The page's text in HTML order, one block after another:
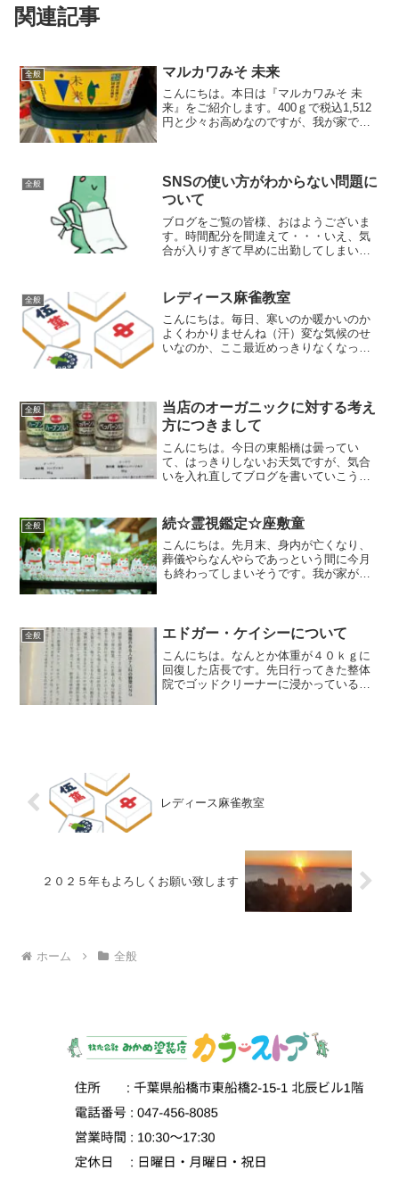
関連記事
全般 マルカワみそ 未来
こんにちは。本日は『マルカワみそ 未
来』をご紹介します。400ｇで税込1,512
円と少々お高めなのですが、我が家では
くて、出されたら...
全般
SNSの使い方がわからない問題に
ついて
ブログをご覧の皆様、おはようございま
す。時間配分を間違えて・・・いえ、気
合が入りすぎて早めに出勤してしまいま
やかな朝です。さて、タイトルにある通
りなのですが、私はお店を...
全般 レディース麻雀教室
こんにちは。毎日、寒いのか暖かいのか
よくわかりませんね（汗）変な気候のせ
いなのか、ここ最近めっきりなくなって
先月、当店の近くにてイト...
全般
当店のオーガニックに対する考え
方につきまして
こんにちは。今日の東船橋は曇ってい
て、はっきりしないお天気ですが、気合
いを入れ直してブログを書いていこうと
て、皆さんにお伝えできたらなと思いま
す。選べるのであれば、身体...
全般 続☆霊視鑑定☆座敷童
こんにちは。先月末、身内が亡くなり、
葬儀やらなんやらであっという間に今月
も終わってしまいそうです。我が家が喪
ませ（汗）去年、霊視して...
全般 エドガー・ケイシーについて
こんにちは。なんとか体重が４０ｋｇに
回復した店長です。先日行ってきた整体
院でゴッドクリーナーに浸かっている
レディース麻雀教室
２０２５年もよろしくお願い致します
ホーム 全般